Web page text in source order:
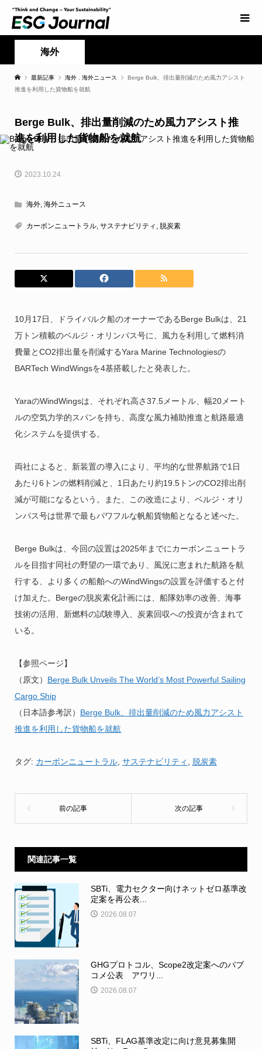
海外
最新記事 海外 海外ニュース
Berge Bulk、排出量削減のため風力アシスト
推進を利用した貨物船を就航
Berge Bulk、排出量削減のため風力アシスト推
進を利用した貨物船を就航
2023.10.24
海外, 海外ニュース
カーボンニュートラル, サステナビリティ , 脱炭素
10月17日、ドライバルク船のオーナーであるBerge Bulkは、21
万トン積載のベルジ・オリンパス号に、風力を利用して燃料消
費量とCO2排出量を削減するYara Marine Technologiesの
BARTech WindWingsを4基搭載したと発表した。
YaraのWindWingsは、それぞれ高さ37.5メートル、幅20メート
ルの空気力学的スパンを持ち、高度な風力補助推進と航路最適
化システムを提供する。
両社によると、新装置の導入により、平均的な世界航路で1日
あたり6トンの燃料削減と、1日あたり約19.5トンのCO2排出削
減が可能になるという。また、この改造により、ベルジ・オリ
ンパス号は世界で最もパワフルな帆船貨物船となると述べた。
Berge Bulkは、今回の設置は2025年までにカーボンニュートラ
ルを目指す同社の野望の一環であり、風況に恵まれた航路を航
行する、より多くの船舶へのWindWingsの設置を評価すると付
け加えた。Bergeの脱炭素化計画には、船隊効率の改善、海事
技術の活用、新燃料の試験導入、炭素回収への投資が含まれて
いる。
【参照ページ】
（原文） Berge Bulk Unveils The World’s Most Powerful Sailing
Cargo Ship
（日本語参考訳） Berge Bulk、排出量削減のため風力アシスト
推進を利用した貨物船を就航
タグ: カーボンニュートラル, サステナビリティ 脱炭素
関連記事一覧
SBTi、電力セクター向けネットゼロ基準改
定案を再公表...
2026.08.07
GHGプロトコル、Scope2改定案へのパブ
コメ公表 アワリ...
2026.08.07
SBTi、FLAG基準改定に向け意見募集開